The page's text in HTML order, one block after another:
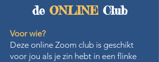
deONLINEClub
Voor wie?
Deze online Zoom club is geschikt
voor jou als je zin hebt in een flinke